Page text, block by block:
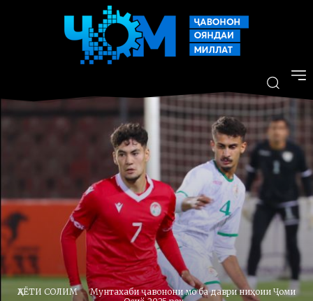
ҲАЁТИ СОЛИМ
Мунтахаби ҷавонони мо ба даври ниҳоии Ҷоми